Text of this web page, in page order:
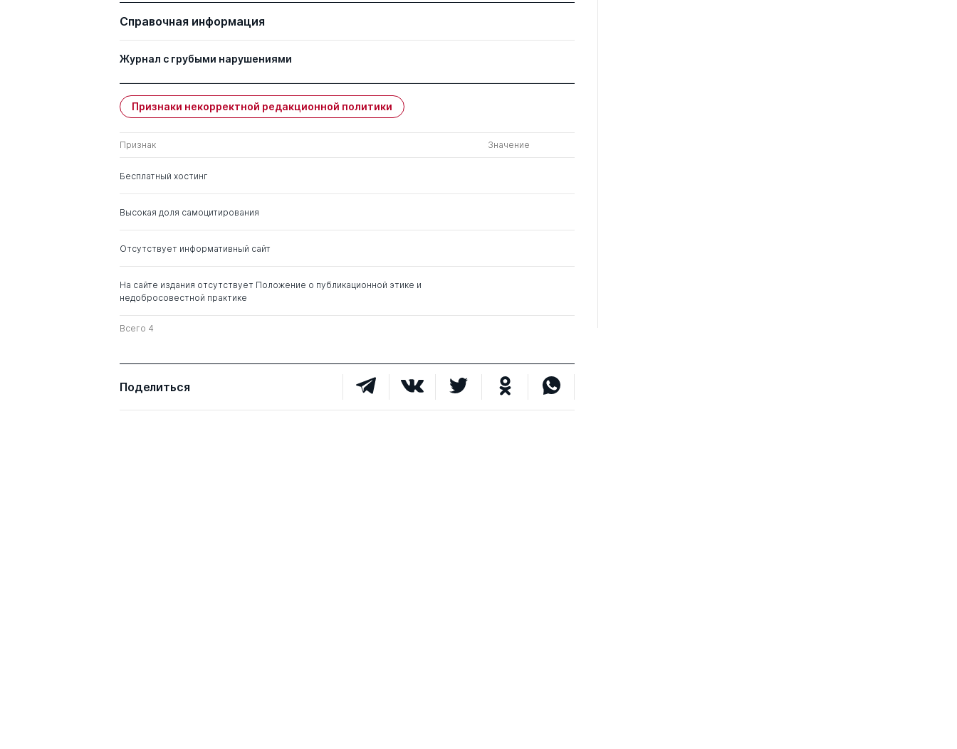
Справочная информация
Журнал с грубыми нарушениями
Признаки некорректной редакционной политики
Признак Значение
Бесплатный хостинг
Высокая доля самоцитирования
Отсутствует информативный сайт
На сайте издания отсутствует Положение о публикационной этике и
недобросовестной практике
Всего 4
Поделиться